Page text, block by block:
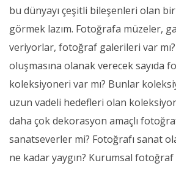
bu dünyayı çeşitli bileşenleri olan
görmek lazım. Fotoğrafa müzeler,
veriyorlar, fotoğraf galerileri var
oluşmasına olanak verecek sayıda
koleksiyoneri var mı? Bunlar
uzun vadeli hedefleri olan
daha çok dekorasyon amaçlı
sanatseverler mi? Fotoğrafı sanat
ne kadar yaygın? Kurumsal